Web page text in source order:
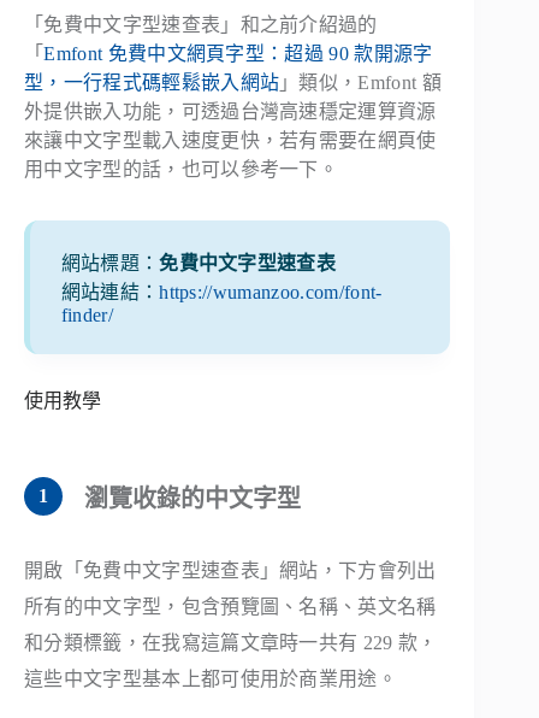
「免費中文字型速查表」和之前介紹過的
「Emfont 免費中文網頁字型：超過 90 款開源字
型，一行程式碼輕鬆嵌入網站 」類似，Emfont 額
外提供嵌入功能，可透過台灣高速穩定運算資源
來讓中文字型載入速度更快，若有需要在網頁使
用中文字型的話，也可以參考一下。
網站標題：免費中文字型速查表
網站連結：https://wumanzoo.com/font-
finder/
使用教學
瀏覽收錄的中文字型
開啟「免費中文字型速查表」網站，下方會列出
所有的中文字型，包含預覽圖、名稱、英文名稱
和分類標籤，在我寫這篇文章時一共有 229 款，
這些中文字型基本上都可使用於商業用途。